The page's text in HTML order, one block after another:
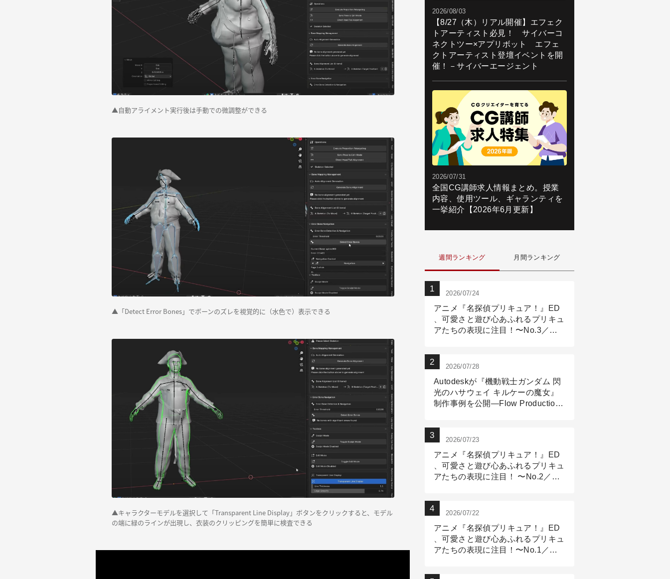
▲自動アライメント実行後は手動での微調整ができる
▲「Detect Error Bones」でボーンのズレを視覚的に（水色で）表示できる
▲キャラクターモデルを選択して「Transparent Line Display」ボタンをクリックすると、モデル
の端に緑のラインが出現し、衣装のクリッピングを簡単に検査できる
2026/08/03
【8/27（木）リアル開催】エフェク
トアーティスト必見！ サイバーコ
ネクトツー×アプリボット エフェ
クトアーティスト登壇イベントを開
催！－サイバーエージェント
2026/07/31
全国CG講師求人情報まとめ。授業
内容、使用ツール、ギャランティを
一挙紹介【2026年6月更新】
週間ランキング 月間ランキング
2026/07/24
アニメ『名探偵プリキュア！』ED
、可愛さと遊び心あふれるプリキュ
アたちの表現に注目！〜No.3／ア
2026/07/28
Autodeskが『機動戦士ガンダム 閃
光のハサウェイ キルケーの魔女』
制作事例を公開―Flow Production
2026/07/23
アニメ『名探偵プリキュア！』ED
、可愛さと遊び心あふれるプリキュ
アたちの表現に注目！ 〜No.2／モ
2026/07/22
アニメ『名探偵プリキュア！』ED
、可愛さと遊び心あふれるプリキュ
アたちの表現に注目！〜No.1／演